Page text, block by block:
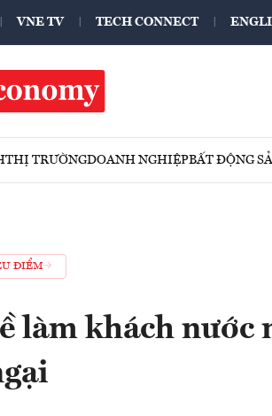
VNE TV TECH CONNECT
THỊ TRƯỜNGDOANH NGHIỆPBẤT ĐỘNG
ĐIỂM
làm khách nước